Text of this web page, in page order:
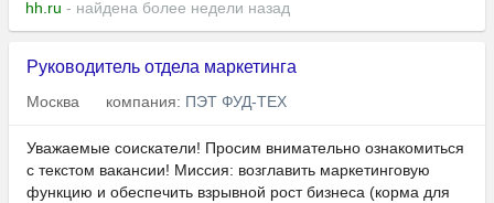
hh.ru - найдена более недели назад
Руководитель отдела маркетинга
Москва компания: ПЭТ ФУД-ТЕХ
Уважаемые соискатели! Просим внимательно ознакомиться
с текстом вакансии! Миссия: возглавить маркетинговую
функцию и обеспечить взрывной рост бизнеса (корма для